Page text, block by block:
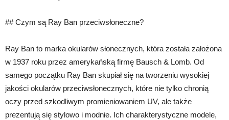
## Czym są Ray Ban przeciwsłoneczne?
Ray Ban to marka okularów słonecznych, która została założona
w 1937 roku przez amerykańską firmę Bausch & Lomb. Od
samego początku Ray Ban skupiał się na tworzeniu wysokiej
jakości okularów przeciwsłonecznych, które nie tylko chronią
oczy przed szkodliwym promieniowaniem UV, ale także
prezentują się stylowo i modnie. Ich charakterystyczne modele,